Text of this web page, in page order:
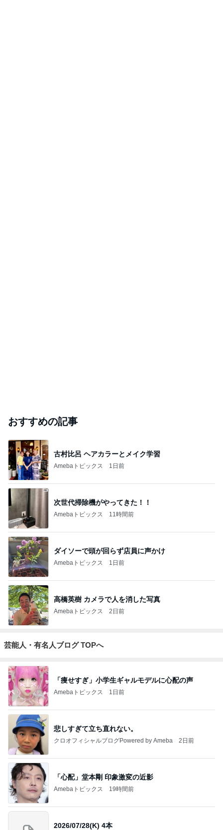
おすすめの記事
古村比呂 ヘアカラーとメイク学習
Amebaトピックス 1日前
次世代掃除機がやってきた！！
Amebaトピックス 11時間前
ダイソーで頭が回らず店員に声かけ
Amebaトピックス 1日前
高橋英樹 カメラで人を消した写真
Amebaトピックス 2日前
芸能人・有名人ブログ TOPへ
「痩せすぎ」小学生ギャルモデルに心配の声
Amebaトピックス 1日前
悲しすぎて立ち直れない。
クロオフィシャルブログPowered by Ameba 2日前
「心配」堂本剛 印象激変の近影
Amebaトピックス 19時間前
2026/07/28(K) 4本